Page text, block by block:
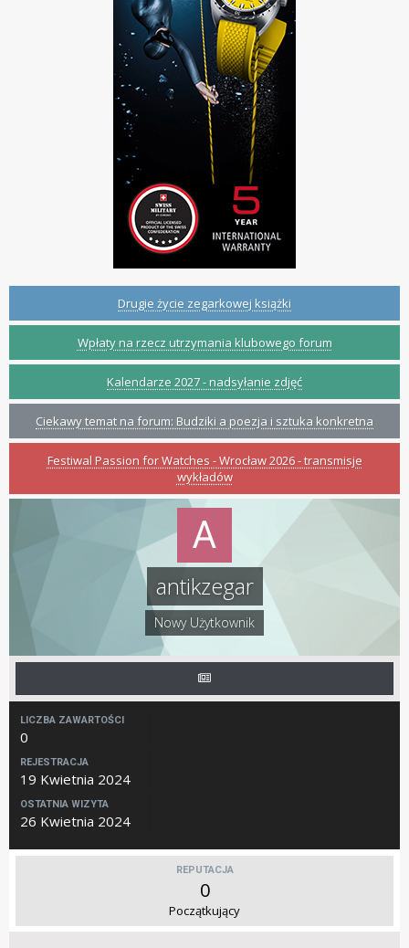
Drugie życie zegarkowej książki
Wpłaty na rzecz utrzymania klubowego forum
Kalendarze 2027 - nadsyłanie zdjęć
Ciekawy temat na forum: Budziki a poezja i sztuka konkretna
Festiwal Passion for Watches - Wrocław 2026 - transmisje
wykładów
antikzegar
Nowy Użytkownik
LICZBA ZAWARTOŚCI
0
REJESTRACJA
19 Kwietnia 2024
OSTATNIA WIZYTA
26 Kwietnia 2024
REPUTACJA
0
Początkujący